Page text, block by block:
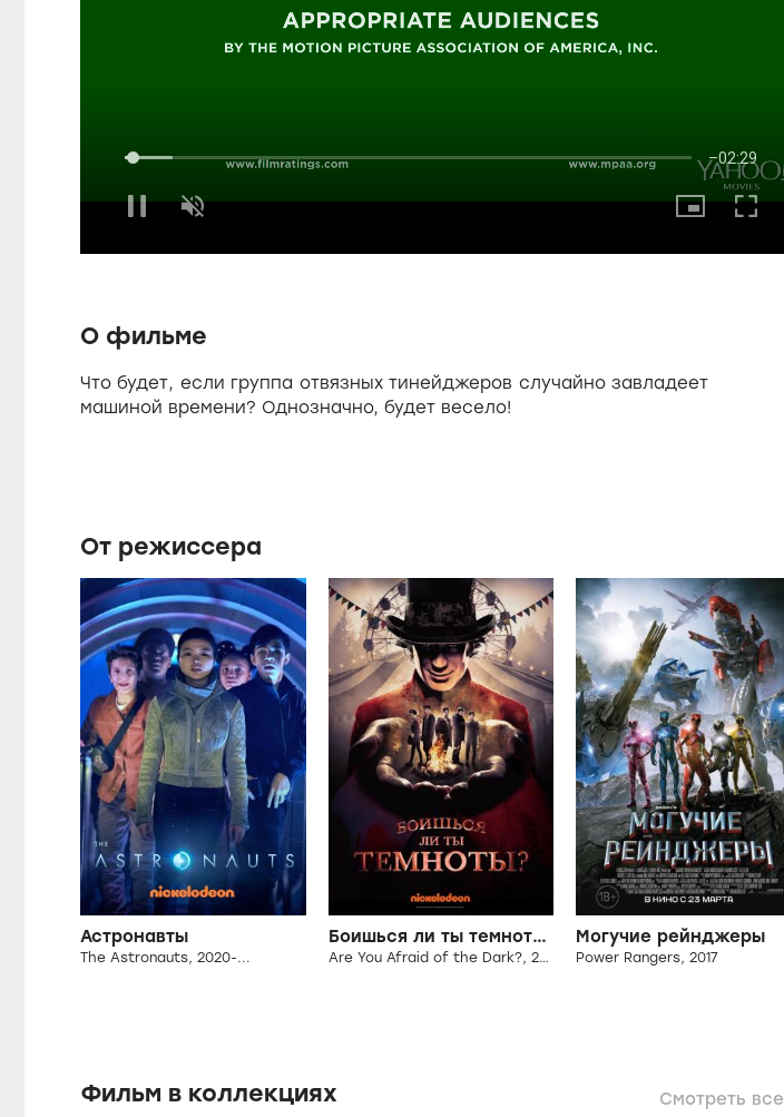
a
u
e
U
m
L
a
d
5
О фильме
Что будет, если группа отвязных тинейджеров случайно завладеет
машиной времени? Однозначно, будет весело!
От режиссера
Астронавты
The Astronauts, 2020-...
Боишься ли ты темноты?
Are You Afraid of the Dark?, 2019-...
Могучие рейнджеры
Power Rangers, 2017
Фильм в коллекциях Смотреть все